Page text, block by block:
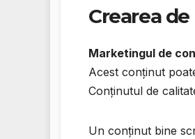
Crearea
Marketingul de
Acest conținut
Conținutul de
Un conținut bine